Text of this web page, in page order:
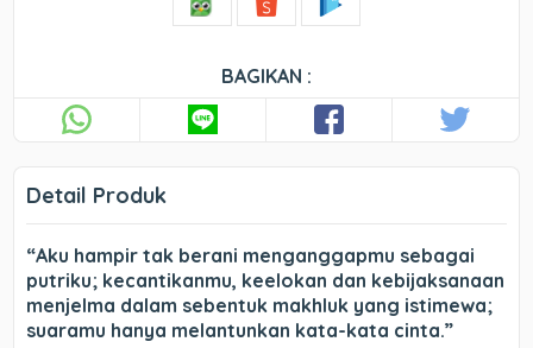
BAGIKAN :
Detail Produk
“Aku hampir tak berani meng­anggapmu sebagai
putriku; kecantikanmu, keelokan dan kebijaksanaan
menjelma dalam sebentuk makhluk yang istimewa;
suaramu hanya melantunkan kata-kata cinta.”